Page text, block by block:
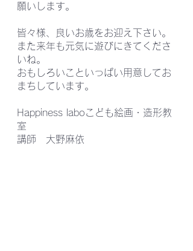
願いします。
皆々様、良いお歳をお迎え下さい。
また来年も元気に遊びにきてくださ
いね。
おもしろいこといっぱい用意してお
まちしています。
Happiness laboこども絵画・造形教
室
講師　大野麻依